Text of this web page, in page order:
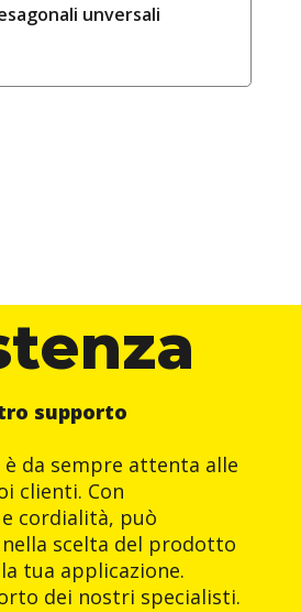
unversali
supporto
da sempre attenta alle
clienti. Con
cordialità, può
scelta del prodotto
tua applicazione.
dei nostri specialisti.